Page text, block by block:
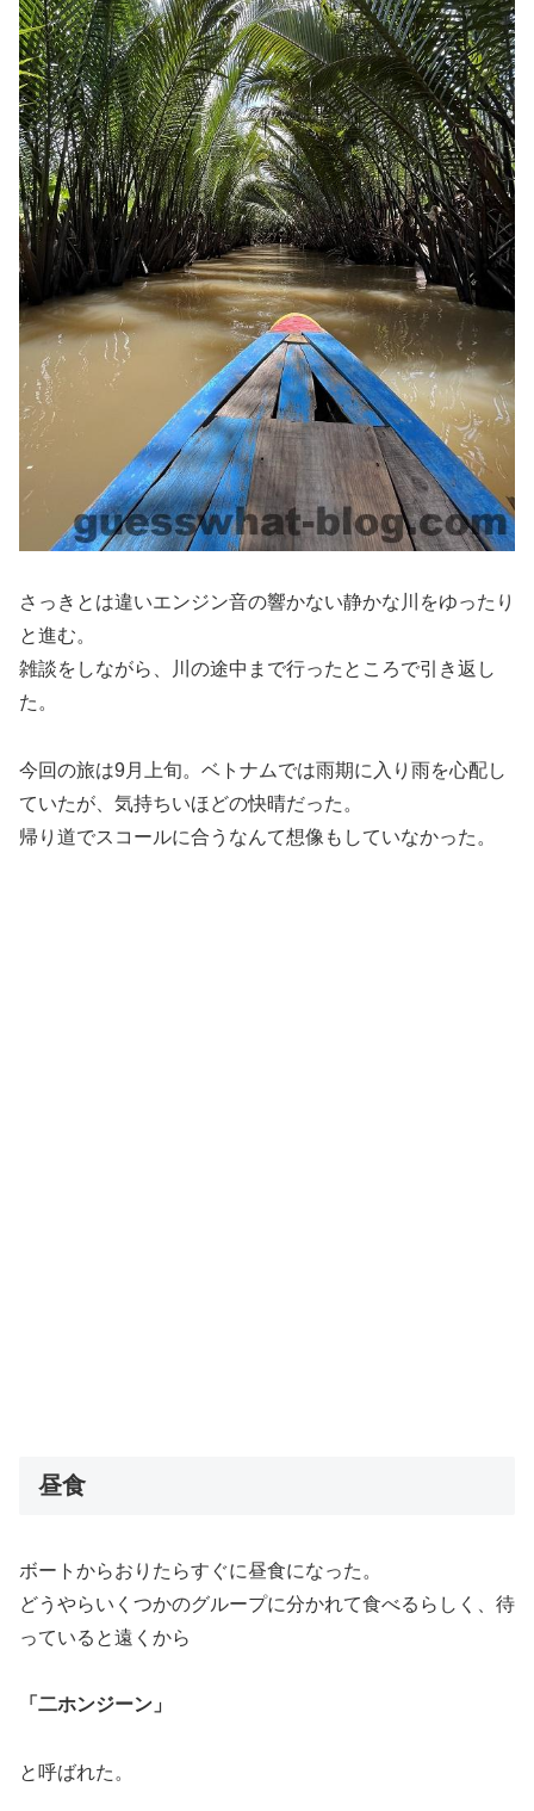
さっきとは違いエンジン音の響かない静かな川をゆったり
と進む。
雑談をしながら、川の途中まで行ったところで引き返し
た。
今回の旅は9月上旬。ベトナムでは雨期に入り雨を心配し
ていたが、気持ちいほどの快晴だった。
帰り道でスコールに合うなんて想像もしていなかった。
昼食
ボートからおりたらすぐに昼食になった。
どうやらいくつかのグループに分かれて食べるらしく、待
っていると遠くから
「二ホンジーン」
と呼ばれた。